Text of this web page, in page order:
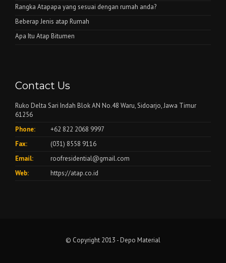
Rangka Atapapa yang sesuai dengan rumah anda?
Beberap Jenis atap Rumah
Apa Itu Atap Bitumen
Contact Us
Ruko Delta Sari Indah Blok AN No.48 Waru, Sidoarjo, Jawa Timur
61256
Phone:
+62 822 2068 9997
Fax:
(031) 8558 9116
Email:
roofresidential@gmail.com
Web:
https://atap.co.id
© Copyright 2013 - Depo Material